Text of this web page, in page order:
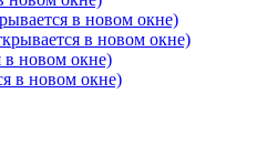
в новом окне)
в новом окне)
в новом окне)
в новом окне)